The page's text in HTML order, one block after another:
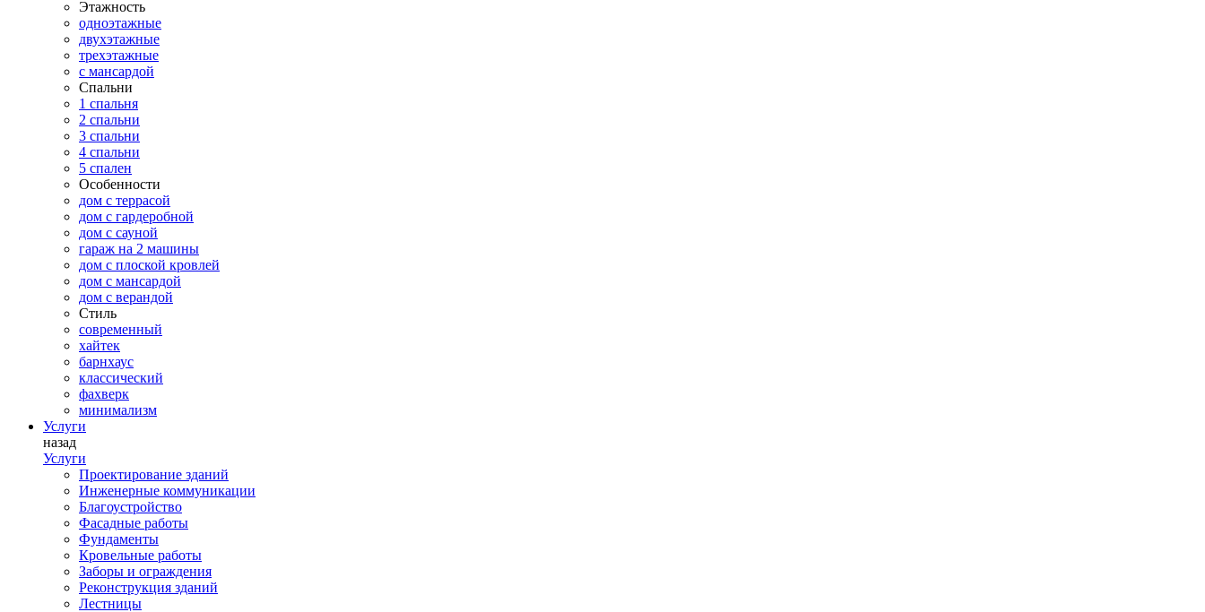
Этажность
одноэтажные
двухэтажные
трехэтажные
с мансардой
Спальни
1 спальня
2 спальни
3 спальни
4 спальни
5 спален
Особенности
дом с террасой
дом с гардеробной
дом с сауной
гараж на 2 машины
дом с плоской кровлей
дом с мансардой
дом с верандой
Стиль
современный
хайтек
барнхаус
классический
фахверк
минимализм
Услуги
назад
Услуги
Проектирование зданий
Инженерные коммуникации
Благоустройство
Фасадные работы
Фундаменты
Кровельные работы
Заборы и ограждения
Реконструкция зданий
Лестницы